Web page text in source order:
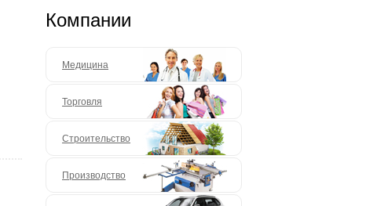
Компании
Медицина
Торговля
Строительство
Производство